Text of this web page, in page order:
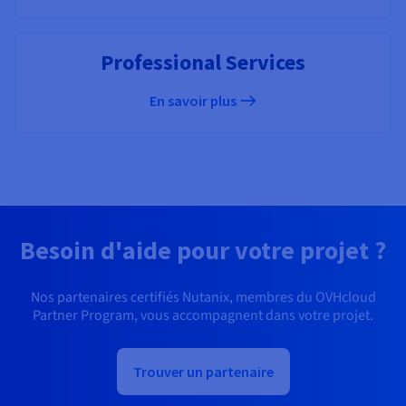
Professional Services
En savoir plus
Besoin d'aide pour votre projet ?
Nos partenaires certifiés Nutanix, membres du OVHcloud
Partner Program, vous accompagnent dans votre projet.
Trouver un partenaire